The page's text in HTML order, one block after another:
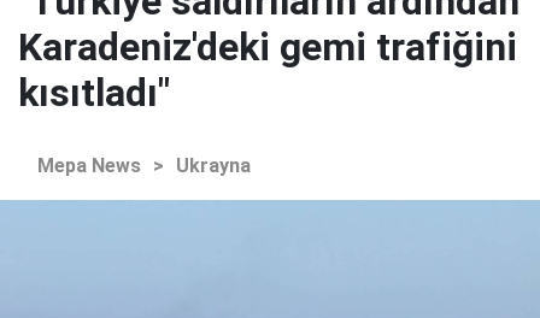
Karadeniz'deki gemi trafiğini
kısıtladı"
Mepa News > Ukrayna